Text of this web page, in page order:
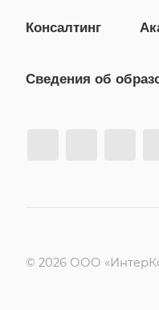
Консалтинг
Сведения об
© 2026 ООО